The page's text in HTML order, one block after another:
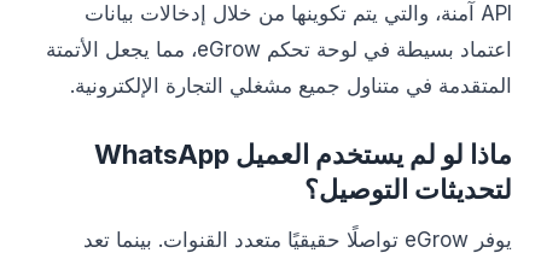
API آمنة، والتي يتم تكوينها من خلال إدخالات بيانات
اعتماد بسيطة في لوحة تحكم eGrow، مما يجعل الأتمتة
المتقدمة في متناول جميع مشغلي التجارة الإلكترونية.
ماذا لو لم يستخدم العميل WhatsApp
لتحديثات التوصيل؟
يوفر eGrow تواصلًا حقيقيًا متعدد القنوات. بينما تعد